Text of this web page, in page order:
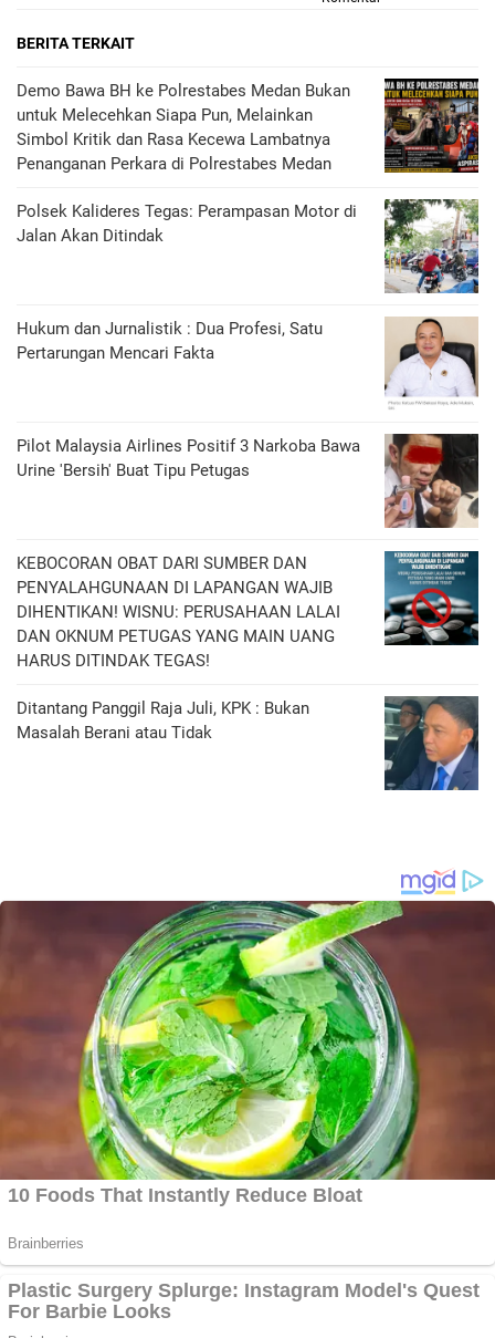
BERITA TERKAIT
Demo Bawa BH ke Polrestabes Medan Bukan
untuk Melecehkan Siapa Pun, Melainkan
Simbol Kritik dan Rasa Kecewa Lambatnya
Penanganan Perkara di Polrestabes Medan
Polsek Kalideres Tegas: Perampasan Motor di
Jalan Akan Ditindak
Hukum dan Jurnalistik : Dua Profesi, Satu
Pertarungan Mencari Fakta
Pilot Malaysia Airlines Positif 3 Narkoba Bawa
Urine 'Bersih' Buat Tipu Petugas
KEBOCORAN OBAT DARI SUMBER DAN
PENYALAHGUNAAN DI LAPANGAN WAJIB
DIHENTIKAN! WISNU: PERUSAHAAN LALAI
DAN OKNUM PETUGAS YANG MAIN UANG
HARUS DITINDAK TEGAS!
Ditantang Panggil Raja Juli, KPK : Bukan
Masalah Berani atau Tidak